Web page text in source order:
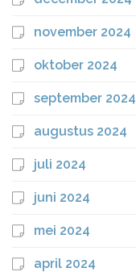
november 2024
oktober 2024
september 2024
augustus 2024
juli 2024
juni 2024
mei 2024
april 2024